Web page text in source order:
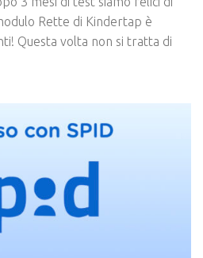
Rette di Kindertap è
Questa volta non si tratta di